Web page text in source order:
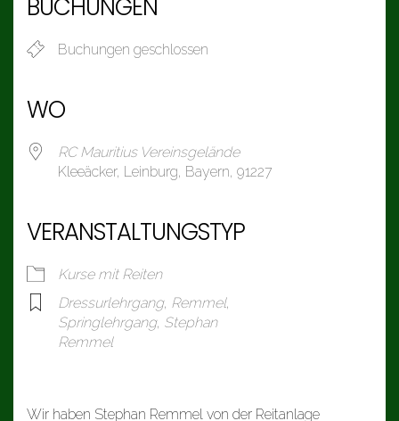
BUCHUNGEN
Buchungen geschlossen
WO
RC Mauritius Vereinsgelände
Kleeäcker, Leinburg, Bayern, 91227
VERANSTALTUNGSTYP
Kurse mit Reiten
Dressurlehrgang, Remmel,
Springlehrgang, Stephan
Remmel
Wir haben Stephan Remmel von der Reitanlage